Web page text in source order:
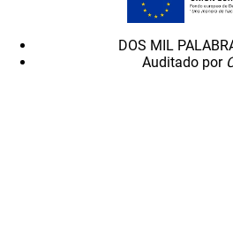
DOS MIL
Auditado por